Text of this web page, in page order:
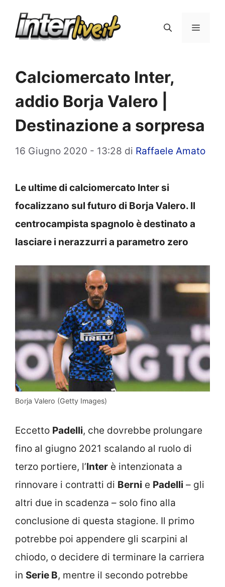
Menu
Calciomercato Inter,
addio Borja Valero |
Destinazione a sorpresa
16 Giugno 2020 - 13:28 di Raffaele Amato
Le ultime di calciomercato Inter si
focalizzano sul futuro di Borja Valero. Il
centrocampista spagnolo è destinato a
lasciare i nerazzurri a parametro zero
Borja Valero (Getty Images)
Eccetto Padelli, che dovrebbe prolungare
fino al giugno 2021 scalando al ruolo di
terzo portiere, l’Inter è intenzionata a
rinnovare i contratti di Berni e Padelli – gli
altri due in scadenza – solo fino alla
conclusione di questa stagione. Il primo
potrebbe poi appendere gli scarpini al
chiodo, o decidere di terminare la carriera
in Serie B, mentre il secondo potrebbe